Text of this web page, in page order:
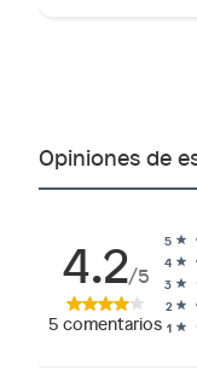
Opiniones de
4.2/5
5 comentarios 1
2
3
4
5